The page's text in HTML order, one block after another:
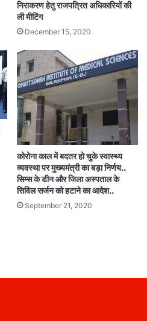
निराकरण हेतु राजपत्रित अधिकारियों की
ली मीटिंग
December 15, 2020
कोरोना काल में बदतर हो चुके स्वास्थ्य
व्यवस्था पर मुख्यमंत्री का बड़ा निर्णय..
सिम्स के डीन और जिला अस्पताल के
सिविल सर्जन को हटाने का आदेश..
September 21, 2020